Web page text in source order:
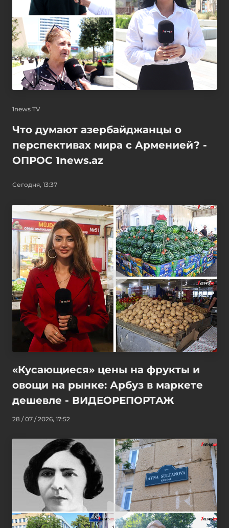
1news TV
Что думают азербайджанцы о
перспективах мира с Арменией? -
ОПРОС 1news.az
Сегодня, 13:37
«Кусающиеся» цены на фрукты и
овощи на рынке: Арбуз в маркете
дешевле - ВИДЕОРЕПОРТАЖ
28 / 07 / 2026, 17:52